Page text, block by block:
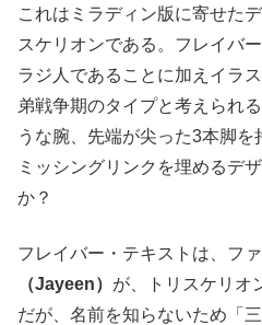
これはミラディン版に寄せた
スケリオンである。フレイバ
ラジ人であることに加えイラ
弟戦争期のタイプと考えられ
うな腕、先端が尖った3本脚
ミッシングリンクを埋めるデ
か？
フレイバー・テキストは、フ
（Jayeen） が、トリスケリオ
だが、名前を知らないため「